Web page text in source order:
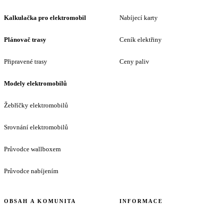
Kalkulačka pro elektromobil
Plánovač trasy
Připravené trasy
Modely elektromobilů
Žebříčky elektromobilů
Srovnání elektromobilů
Průvodce wallboxem
Průvodce nabíjením
Nabíjecí karty
Ceník elektřiny
Ceny paliv
OBSAH A KOMUNITA INFORMACE